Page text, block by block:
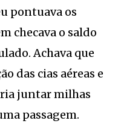
pontuava os
checava o saldo
Achava que
das cias aéreas e
juntar milhas
passagem.